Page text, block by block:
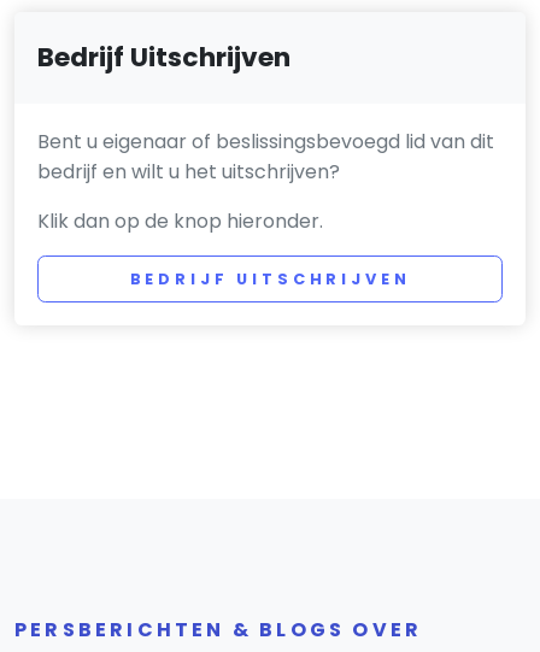
Bedrijf Uitschrijven
Bent u eigenaar of beslissingsbevoegd lid van dit
bedrijf en wilt u het uitschrijven?
Klik dan op de knop hieronder.
BEDRIJF UITSCHRIJVEN
PERSBERICHTEN & BLOGS OVER